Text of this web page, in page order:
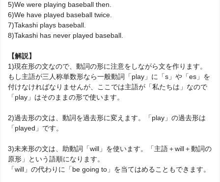
5)We were playing baseball then.
6)We have played baseball twice.
7)Takashi plays baseball.
8)Takashi has never played baseball.
【解説】
1)現在形の文なので、動詞の形に注意をしながら文を作ります。
もし主語が三人称単数形なら一般動詞「play」に「s」や「es」を
付けなければなりませんが、ここでは主語が「私たちは」なので
「play」はそのままの形で使います。
2)過去形の文は、動詞を過去形に変えます。「play」の過去形は
「played」です。
3)未来形の文は、助動詞「will」を使います。「主語＋will＋動詞の
原形」という語順になります。
「will」の代わりに「be going to」を当てはめることもできます。